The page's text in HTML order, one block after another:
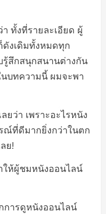
ทั้งที่รายละเอียด ผู้
งเดิมทั้งหมดทุก
รู้สึกสนุกสนานต่างกัน
นบทความนี้ ผมจะพา
ยว่า เพราะอะไรหนัง
ณ์ที่ดีมากยิ่งกว่าในตก
ย!
ให้ผู้ชมหนังออนไลน์
การดูหนังออนไลน์